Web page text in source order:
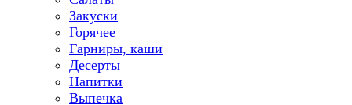
Закуски
Горячее
Гарниры, каши
Десерты
Напитки
Выпечка